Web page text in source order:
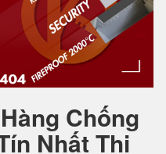
Chống
Nhất Thị